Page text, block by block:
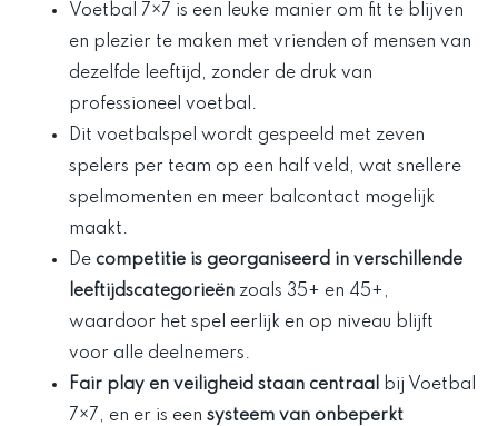
Voetbal 7×7 is een leuke manier om fit te blijven
en plezier te maken met vrienden of mensen van
dezelfde leeftijd, zonder de druk van
professioneel voetbal.
Dit voetbalspel wordt gespeeld met zeven
spelers per team op een half veld, wat snellere
spelmomenten en meer balcontact mogelijk
maakt.
De competitie is georganiseerd in verschillende
leeftijdscategorieën zoals 35+ en 45+,
waardoor het spel eerlijk en op niveau blijft
voor alle deelnemers.
Fair play en veiligheid staan centraal
bij Voetbal
7×7, en er is een systeem van onbeperkt